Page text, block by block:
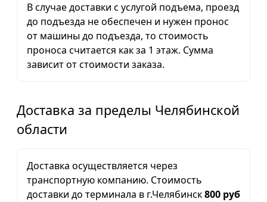
В случае доставки с услугой подъема, проезд
до подъезда не обеспечен и нужен пронос
от машины до подъезда, то стоимость
проноса считается как за 1 этаж. Сумма
зависит от стоимости заказа.
Доставка за пределы Челябинской
области
Доставка осуществляется через
транспортную компанию. Стоимость
доставки до терминала в г.Челябинск800 руб